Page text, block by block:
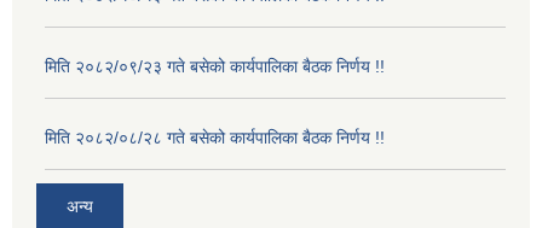
मिति २०८२/०९/२३ गते बसेको कार्यपालिका बैठक निर्णय !!
मिति २०८२/०८/२८ गते बसेको कार्यपालिका बैठक निर्णय !!
अन्य